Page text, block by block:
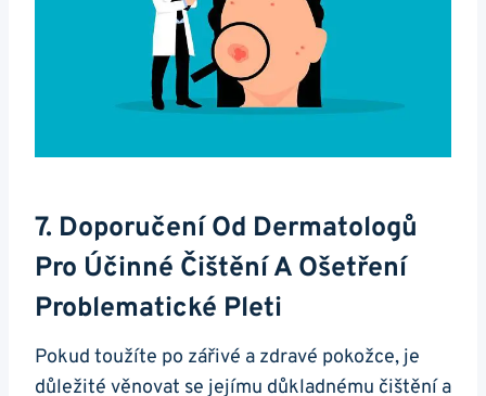
7. Doporučení Od Dermatologů
⁤pro Účinné Čištění A Ošetření
Problematické⁤ Pleti
Pokud toužíte ⁣po zářivé a zdravé pokožce, je
důležité věnovat se ‍jejímu důkladnému čištění a